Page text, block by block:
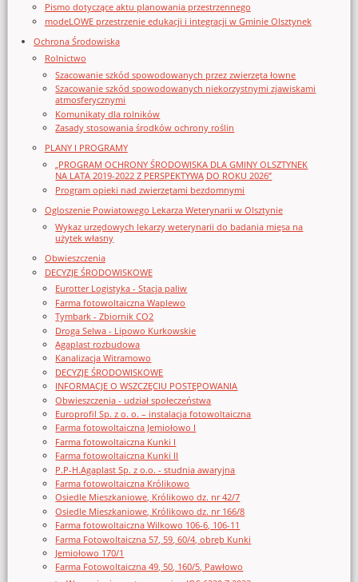
Pismo dotyczące aktu planowania przestrzennego
modeLOWE przestrzenie edukacji i integracji w Gminie Olsztynek
Ochrona Środowiska
Rolnictwo
Szacowanie szkód spowodowanych przez zwierzęta łowne
Szacowanie szkód spowodowanych niekorzystnymi zjawiskami
atmosferycznymi
Komunikaty dla rolników
Zasady stosowania środków ochrony roślin
PLANY I PROGRAMY
„PROGRAM OCHRONY ŚRODOWISKA DLA GMINY OLSZTYNEK
NA LATA 2019-2022 Z PERSPEKTYWĄ DO ROKU 2026”
Program opieki nad zwierzętami bezdomnymi
Ogloszenie Powiatowego Lekarza Weterynarii w Olsztynie
Wykaz urzędowych lekarzy weterynarii do badania mięsa na
użytek własny
Obwieszczenia
DECYZJE ŚRODOWISKOWE
Eurotter Logistyka - Stacja paliw
Farma fotowoltaiczna Waplewo
Tymbark - Zbiornik CO2
Droga Selwa - Lipowo Kurkowskie
Agaplast rozbudowa
Kanalizacja Witramowo
DECYZJE ŚRODOWISKOWE
INFORMACJE O WSZCZĘCIU POSTĘPOWANIA
Obwieszczenia - udział społeczeństwa
Europrofil Sp. z o. o. – instalacja fotowoltaiczna
Farma fotowoltaiczna Jemiołowo I
Farma fotowoltaiczna Kunki I
Farma fotowoltaiczna Kunki II
P.P-H.Agaplast Sp. z o.o. - studnia awaryjna
Farma fotowoltaiczna Królikowo
Osiedle Mieszkaniowe, Królikowo dz. nr 42/7
Osiedle Mieszkaniowe, Królikowo dz. nr 166/8
Farma fotowoltaiczna Wilkowo 106-6, 106-11
Farma Fotowoltaiczna 57, 59, 60/4, obręb Kunki
Jemiołowo 170/1
Farma Fotowoltaiczna 49, 50, 160/5, Pawłowo